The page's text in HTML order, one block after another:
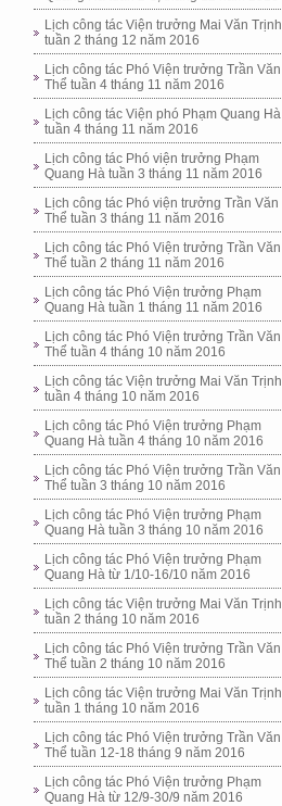
Lịch công tác Viện trưởng Mai Văn Trịnh
tuần 2 tháng 12 năm 2016
Lịch công tác Phó Viện trưởng Trần Văn
Thể tuần 4 tháng 11 năm 2016
Lịch công tác Viện phó Phạm Quang Hà
tuần 4 tháng 11 năm 2016
Lịch công tác Phó viện trưởng Phạm
Quang Hà tuần 3 tháng 11 năm 2016
Lịch công tác Phó viện trưởng Trần Văn
Thể tuần 3 tháng 11 năm 2016
Lịch công tác Phó Viện trưởng Trần Văn
Thể tuần 2 tháng 11 năm 2016
Lịch công tác Phó Viện trưởng Phạm
Quang Hà tuần 1 tháng 11 năm 2016
Lịch công tác Phó Viện trưởng Trần Văn
Thể tuần 4 tháng 10 năm 2016
Lịch công tác Viện trưởng Mai Văn Trịnh
tuần 4 tháng 10 năm 2016
Lịch công tác Phó Viện trưởng Phạm
Quang Hà tuần 4 tháng 10 năm 2016
Lịch công tác Phó Viện trưởng Trần Văn
Thể tuần 3 tháng 10 năm 2016
Lịch công tác Phó Viện trưởng Phạm
Quang Hà tuần 3 tháng 10 năm 2016
Lịch công tác Phó Viện trưởng Phạm
Quang Hà từ 1/10-16/10 năm 2016
Lịch công tác Viện trưởng Mai Văn Trịnh
tuần 2 tháng 10 năm 2016
Lịch công tác Phó Viện trưởng Trần Văn
Thể tuần 2 tháng 10 năm 2016
Lịch công tác Viện trưởng Mai Văn Trịnh
tuần 1 tháng 10 năm 2016
Lịch công tác Phó Viện trưởng Trần Văn
Thể tuần 12-18 tháng 9 năm 2016
Lịch công tác Phó Viện trưởng Phạm
Quang Hà từ 12/9-30/9 năm 2016